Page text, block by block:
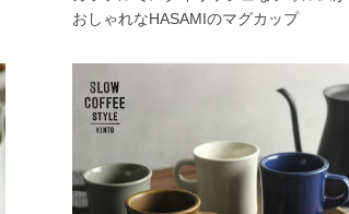
おしゃれなHASAMIのマグカップ